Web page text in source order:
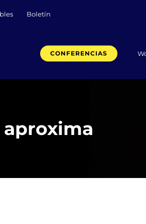
Boletín
CONFERENCIAS